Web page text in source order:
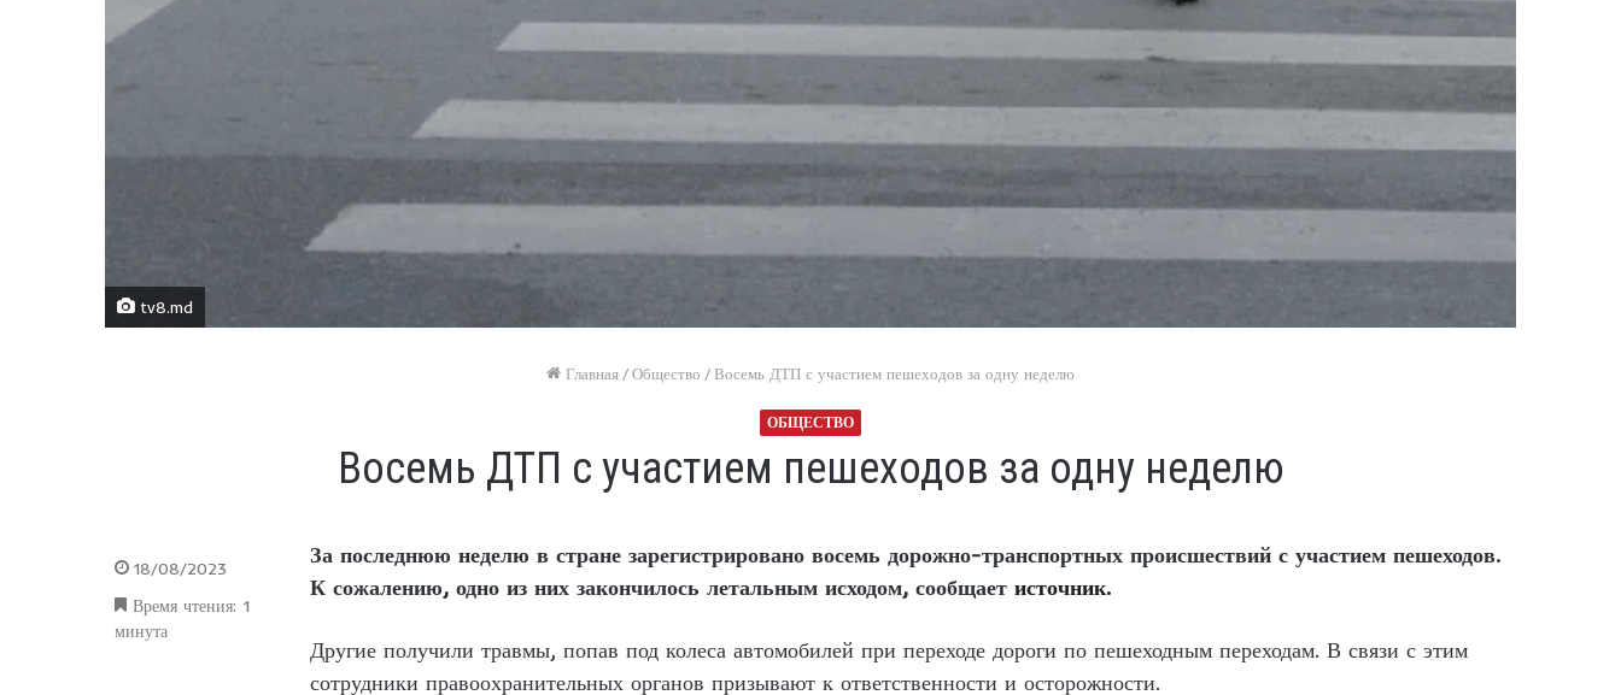
tv8.md
Главная /Общество /Восемь ДТП с участием пешеходов за одну неделю
ОБЩЕСТВО
Восемь ДТП с участием пешеходов за одну неделю
За последнюю неделю в стране зарегистрировано восемь дорожно-транспортных происшествий с участием пешеходов.
К сожалению, одно из них закончилось летальным исходом, сообщает источник.
Другие получили травмы, попав под колеса автомобилей при переходе дороги по пешеходным переходам. В связи с этим
сотрудники правоохранительных органов призывают к ответственности и осторожности.
18/08/2023
Время чтения: 1
минута